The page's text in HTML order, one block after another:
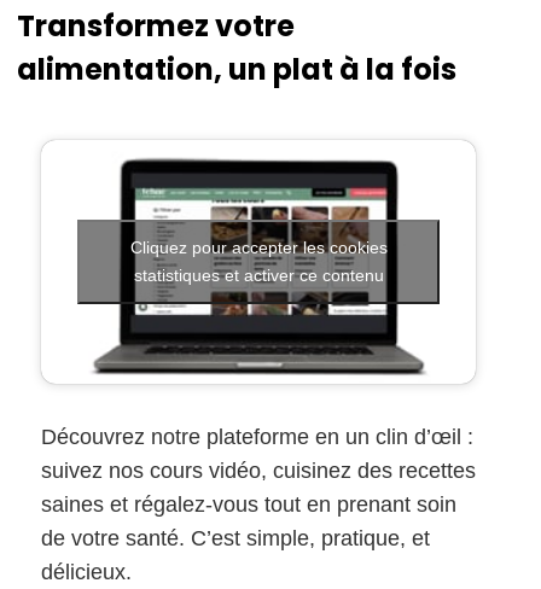
Transformez votre
alimentation, un plat à la fois
Cliquez pour accepter les cookies
statistiques et activer ce contenu
Découvrez notre plateforme en un clin d’œil :
suivez nos cours vidéo, cuisinez des recettes
saines et régalez-vous tout en prenant soin
de votre santé. C’est simple, pratique, et
délicieux.